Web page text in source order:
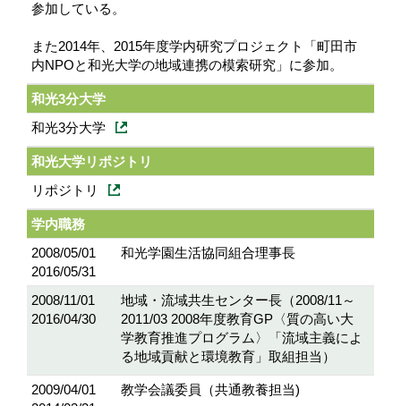
参加している。
また2014年、2015年度学内研究プロジェクト「町田市
内NPOと和光大学の地域連携の模索研究」に参加。
和光3分大学
和光3分大学
和光大学リポジトリ
リポジトリ
学内職務
2008/05/01
2016/05/31
和光学園生活協同組合理事長
2008/11/01
2016/04/30
地域・流域共生センター長（2008/11～
2011/03 2008年度教育GP〈質の高い大
学教育推進プログラム〉「流域主義によ
る地域貢献と環境教育」取組担当）
2009/04/01
教学会議委員（共通教養担当)